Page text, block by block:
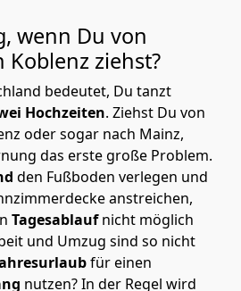
wenn Du von
Koblenz ziehst?
bedeutet, Du tanzt
Hochzeiten. Ziehst Du von
oder sogar nach Mainz,
das erste große Problem.
den Fußboden verlegen und
anstreichen,
Tagesablaufnicht möglich
und Umzug sind so nicht
für einen
nutzen? In der Regel wird